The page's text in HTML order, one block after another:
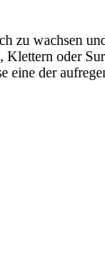
zu wachsen
oder
der